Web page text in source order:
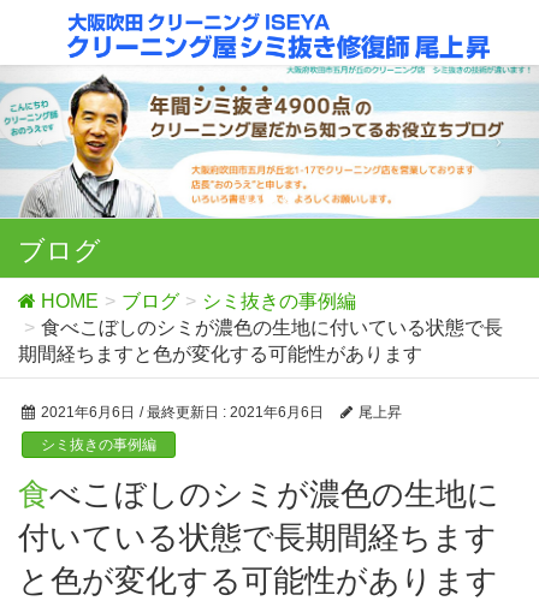
ブログ
HOME ブログ
シミ抜きの事例編
食べこぼしのシミが濃色の生地に付いている状態で長
期間経ちますと色が変化する可能性があります
2021年6月6日 / 最終更新日 : 2021年6月6日
尾上昇
シミ抜きの事例編
食べこぼしのシミが濃色の生地に
付いている状態で長期間経ちます
と色が変化する可能性があります